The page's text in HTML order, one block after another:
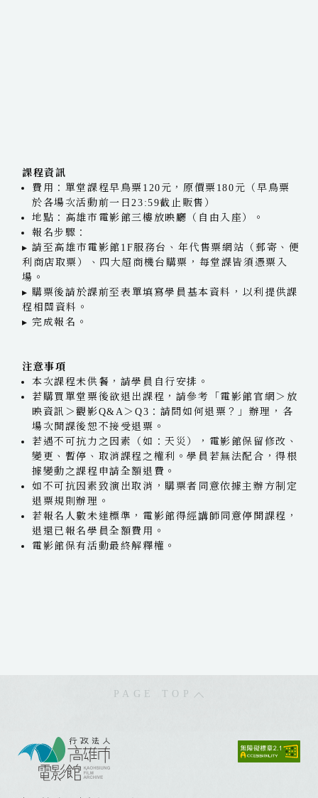
課程資訊
費用：單堂課程早鳥票120元，原價票180元（早鳥票
於各場次活動前一日23:59截止販售）
地點：高雄市電影館三樓放映廳（自由入座）
。
報名步驟：
▸ 請至高雄市電影館1F服務台、年代售票網站（郵寄、便
利商店取票）、四大超商機台購票，每堂課皆須憑票入
場。
▸ 購票後請於課前至表單填寫學員基本資料，以利提供課
程相關資料。
▸ 完成報名。
注意事項
本次課程未供餐，請學員自行安排。
若購買單堂票後欲退出課程，請參考「電影館官網＞放
映資訊＞觀影Q&A＞Q3：請問如何退票？」辦理，各
場次開課後恕不接受退票。
若遇不可抗力之因素（如：天災），電影館保留修改、
變更、暫停、取消課程之權利。學員若無法配合，得根
據變動之課程申請全額退費。
如不可抗因素致演出取消，購票者同意依據主辦方制定
退票規則辦理。
若報名人數未達標準，電影館得經講師同意停開課程，
退還已報名學員全額費用。
電影館保有活動最終解釋權。
PAGE TOP